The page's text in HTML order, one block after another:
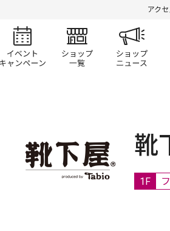
アク
チラシ情報 イベント/キャンペーン
ショップ一覧
靴
1F